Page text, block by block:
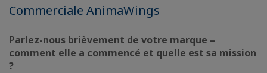
Commerciale AnimaWings
Parlez-nous brièvement de votre marque –
comment elle a commencé et quelle est sa mission
?